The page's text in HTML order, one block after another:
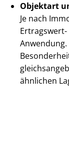
Objektart
Je nach
ähnlichen